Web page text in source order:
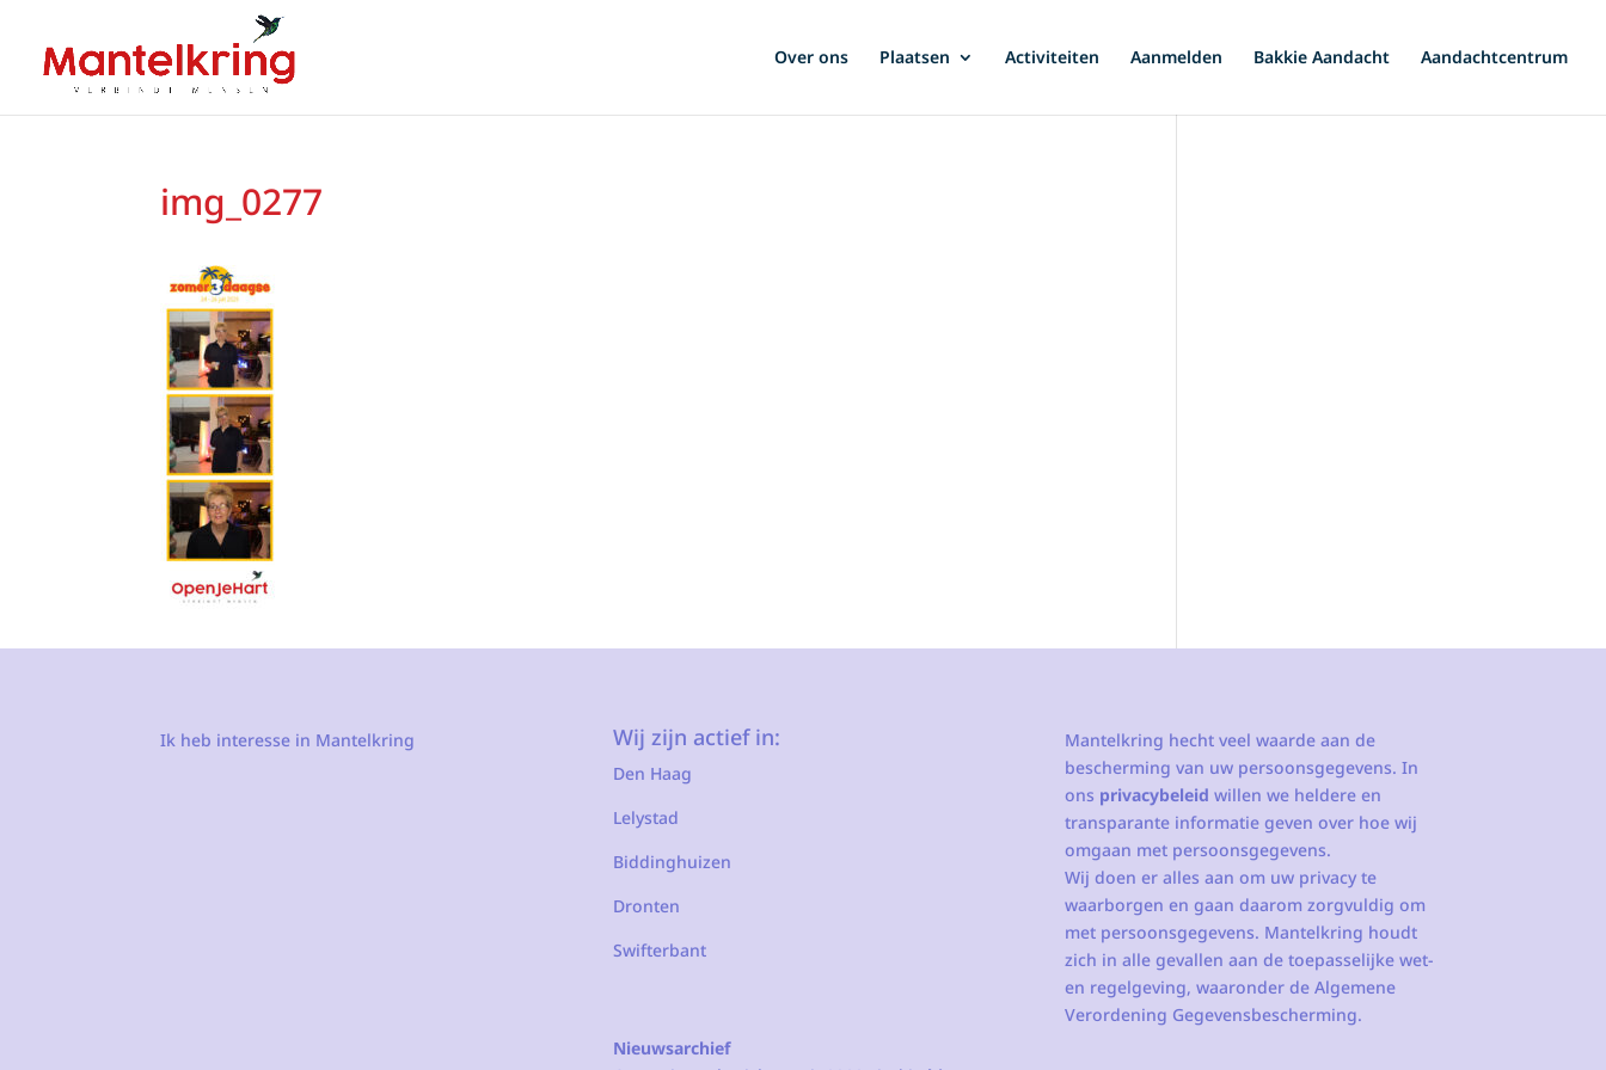
Over ons Plaatsen Activiteiten Aanmelden Bakkie Aandacht Aandachtcentrum
img_0277
Ik heb interesse in Mantelkring Wij zijn actief in:
Den Haag
Lelystad
Biddinghuizen
Dronten
Swifterbant
Nieuwsarchief
Mantelkring hecht veel waarde aan de
bescherming van uw persoonsgegevens. In
ons privacybeleid willen we heldere en
transparante informatie geven over hoe wij
omgaan met persoonsgegevens.
Wij doen er alles aan om uw privacy te
waarborgen en gaan daarom zorgvuldig om
met persoonsgegevens. Mantelkring houdt
zich in alle gevallen aan de toepasselijke wet-
en regelgeving, waaronder de Algemene
Verordening Gegevensbescherming.